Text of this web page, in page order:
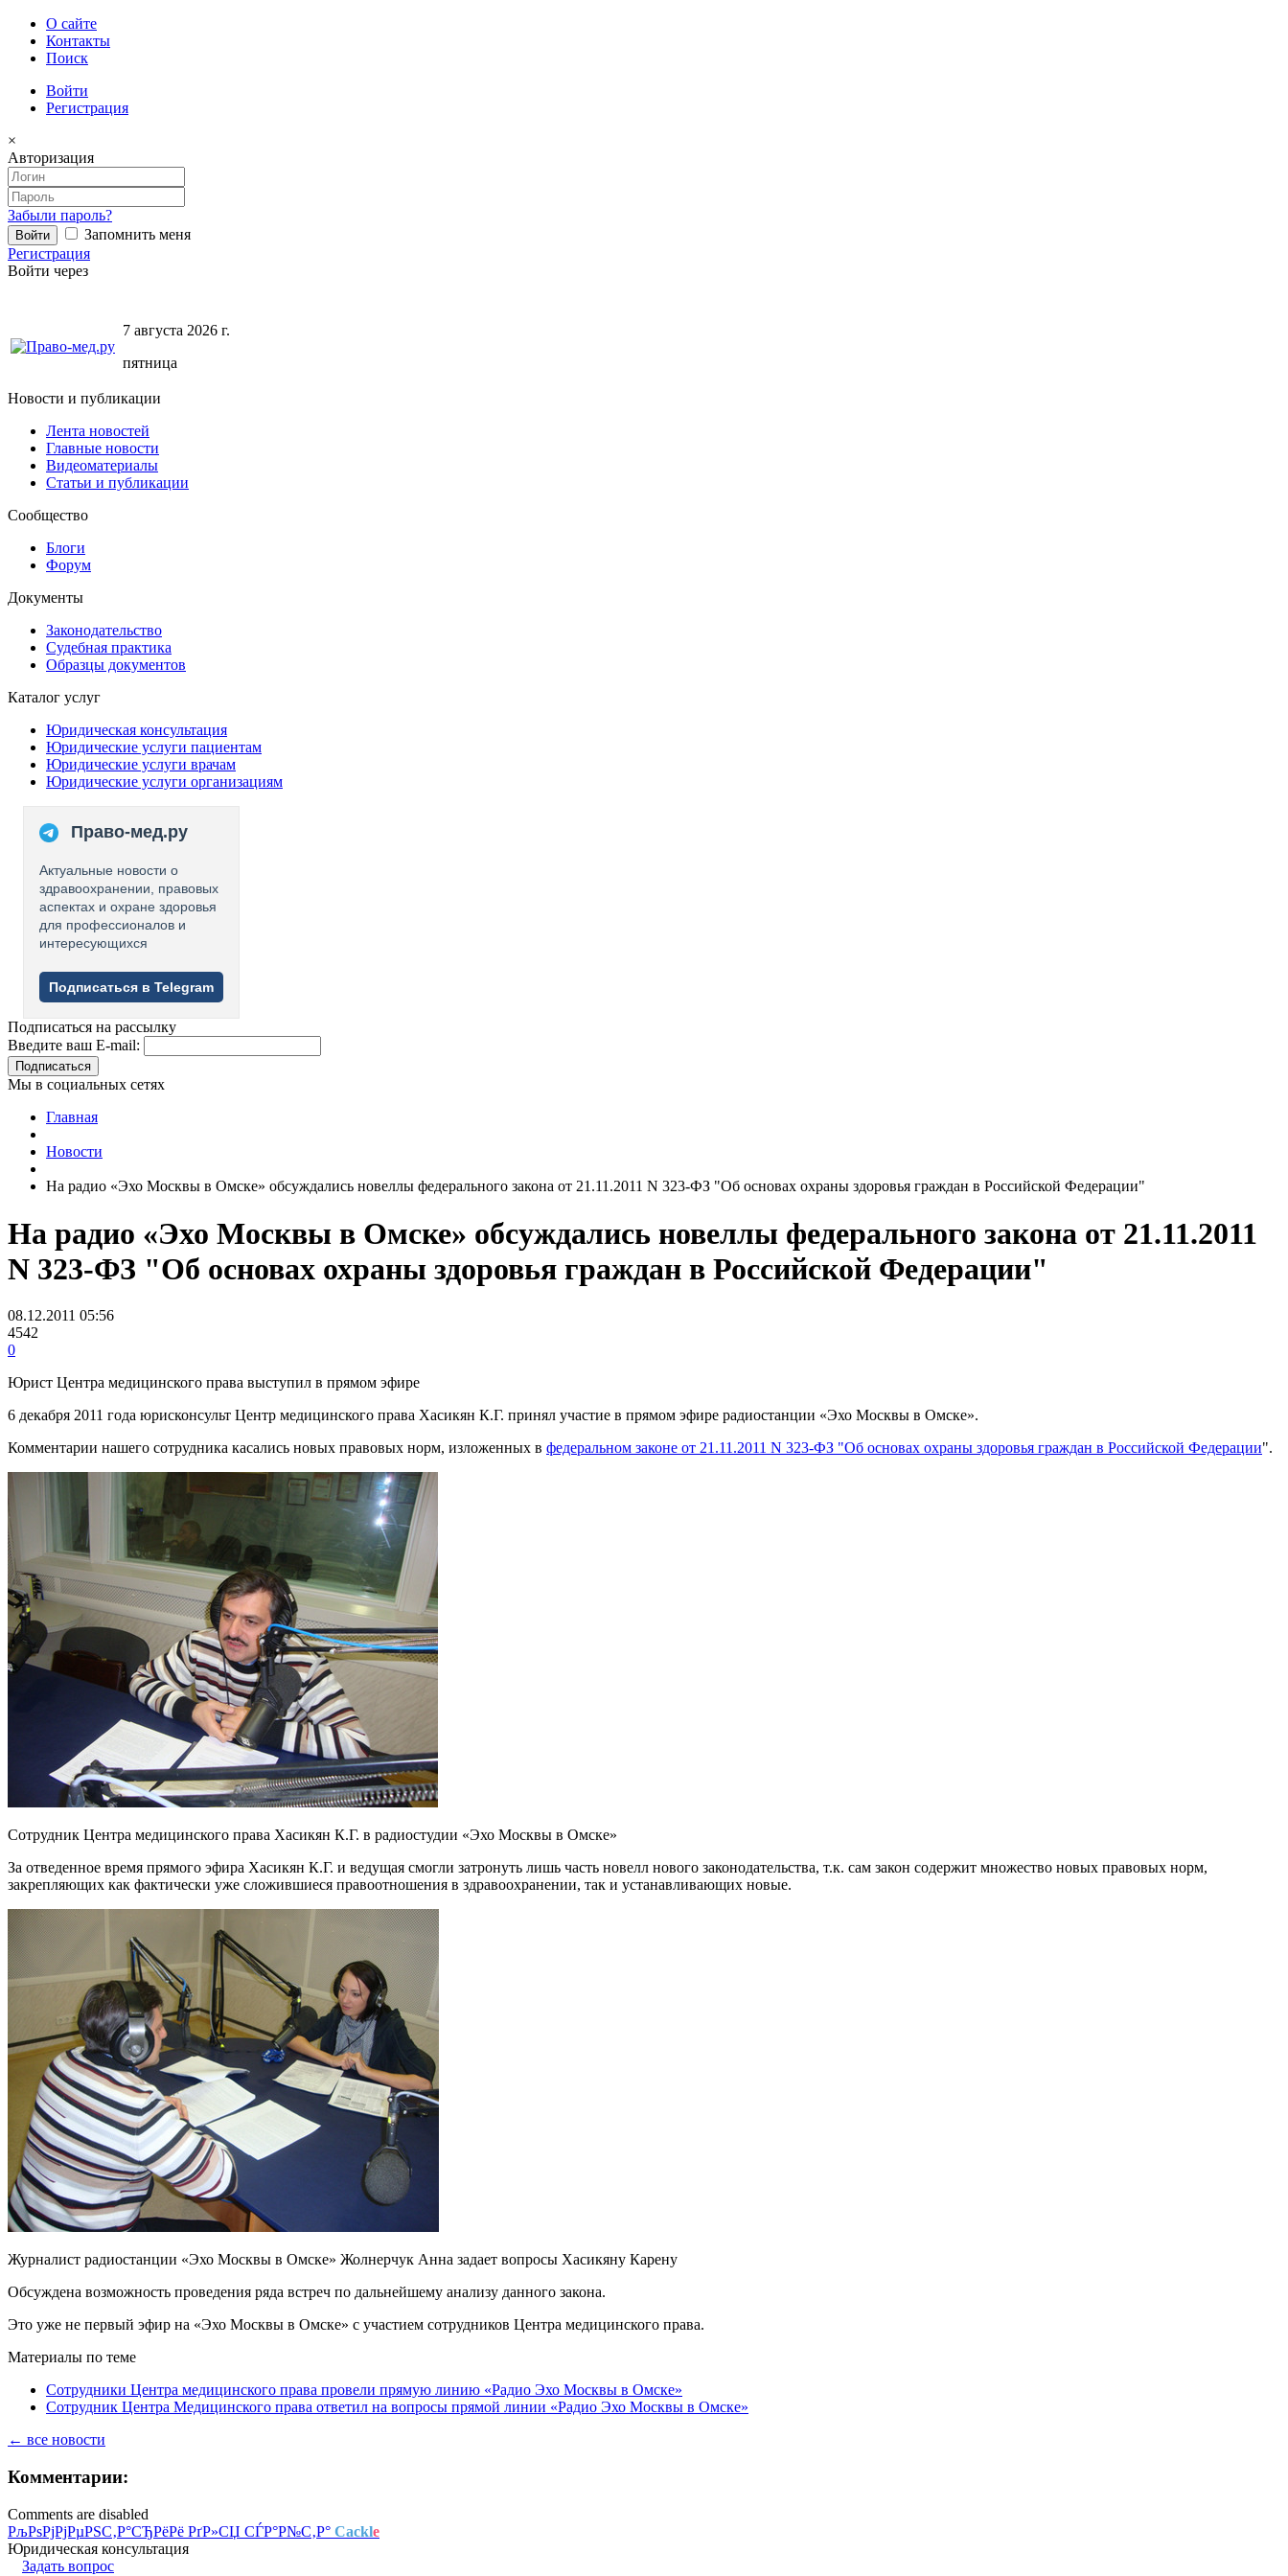
О сайте
Контакты
Поиск
Войти
Регистрация
×
Авторизация
Забыли пароль?
Запомнить меня
Регистрация
Войти через
7 августа 2026 г.
пятница
Новости и публикации
Лента новостей
Главные новости
Видеоматериалы
Статьи и публикации
Сообщество
Блоги
Форум
Документы
Законодательство
Судебная практика
Образцы документов
Каталог услуг
Юридическая консультация
Юридические услуги пациентам
Юридические услуги врачам
Юридические услуги организациям
Право-мед.ру
Актуальные новости о
здравоохранении, правовых
аспектах и охране здоровья
для профессионалов и
интересующихся
Подписаться в Telegram
Подписаться на рассылку
Введите ваш E-mail:
Подписаться
Мы в социальных сетях
Главная
Новости
На радио «Эхо Москвы в Омске» обсуждались новеллы федерального закона от 21.11.2011 N 323-ФЗ "Об основах охраны здоровья граждан в Российской Федерации"
На радио «Эхо Москвы в Омске» обсуждались новеллы федерального закона от 21.11.2011
N 323-ФЗ "Об основах охраны здоровья граждан в Российской Федерации"
08.12.2011 05:56
4542
0
Юрист Центра медицинского права выступил в прямом эфире
6 декабря 2011 года юрисконсульт Центр медицинского права Хасикян К.Г. принял участие в прямом эфире радиостанции «Эхо Москвы в Омске».
Комментарии нашего сотрудника касались новых правовых норм, изложенных в федеральном законе от 21.11.2011 N 323-ФЗ "Об основах охраны здоровья граждан в Российской Федерации".
Сотрудник Центра медицинского права Хасикян К.Г. в радиостудии «Эхо Москвы в Омске»
За отведенное время прямого эфира Хасикян К.Г. и ведущая смогли затронуть лишь часть новелл нового законодательства, т.к. сам закон содержит множество новых правовых норм,
закрепляющих как фактически уже сложившиеся правоотношения в здравоохранении, так и устанавливающих новые.
Журналист радиостанции «Эхо Москвы в Омске» Жолнерчук Анна задает вопросы Хасикяну Карену
Обсуждена возможность проведения ряда встреч по дальнейшему анализу данного закона.
Это уже не первый эфир на «Эхо Москвы в Омске» с участием сотрудников Центра медицинского права.
Материалы по теме
Сотрудники Центра медицинского права провели прямую линию «Радио Эхо Москвы в Омске»
Сотрудник Центра Медицинского права ответил на вопросы прямой линии «Радио Эхо Москвы в Омске»
← все новости
Комментарии:
Comments are disabled
РљРѕРјРјРµРЅС‚Р°СЂРёРё РґР»СЏ СЃР°Р№С‚Р° Cackle
Юридическая консультация
Задать вопрос